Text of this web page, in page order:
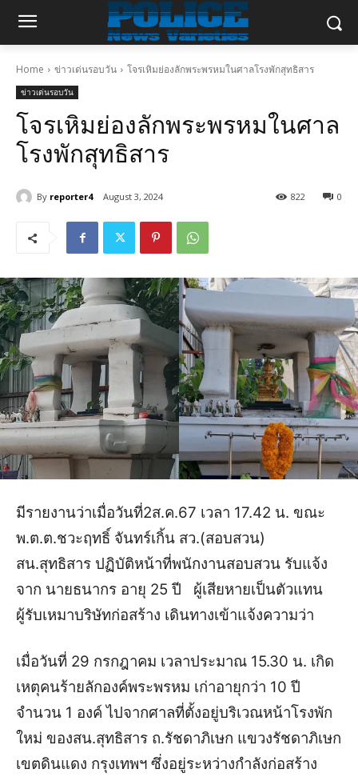
Home ข่าวเด่นรอบวัน โจรเหิมย่องลักพระพรหมในศาลโรงพักสุทธิสาร
ข่าวเด่นรอบวัน
โจรเหิมย่องลักพระพรหมในศาล
โรงพักสุทธิสาร
By reporter4 August 3, 2024 0
822
มีรายงานว่าเมื่อวันที่2ส.ค.67 เวลา 17.42 น. ขณะ
พ.ต.ต.ชวะฤทธิ์ จันทร์เกิ้น สว.(สอบสวน)
สน.สุทธิสาร ปฏิบัติหน้าที่พนักงานสอบสวน รับแจ้ง
จาก นายธนากร อายุ 25 ปี ผู้เสียหายเป็นตัวแทน
ผู้รับเหมาบริษัทก่อสร้าง เดินทางเข้าแจ้งความว่า
เมื่อวันที่ 29 กรกฎาคม เวลาประมาณ 15.30 น. เกิด
เหตุคนร้ายลักองค์พระพรหม เก่าอายุกว่า 10 ปี
จำนวน 1 องค์ ไปจากศาลที่ตั้งอยู่บริเวณหน้าโรงพัก
ใหม่ ของสน.สุทธิสาร ถ.รัชดาภิเษก แขวงรัชดาภิเษก
เขตดินแดง กรุงเทพฯ ซึ่งอยู่ระหว่างกำลังก่อสร้าง